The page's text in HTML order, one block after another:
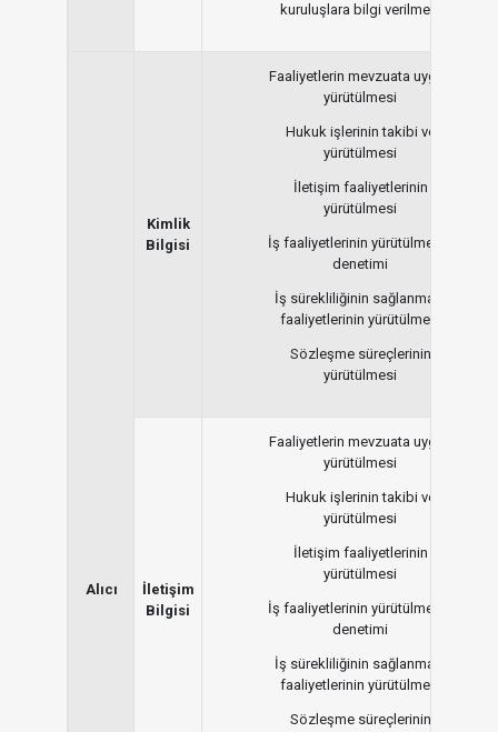
kuruluşlara bilgi verilmesi
Alıcı
Kimlik
Bilgisi
Faaliyetlerin mevzuata uygun
yürütülmesi
Hukuk işlerinin takibi ve
yürütülmesi
İletişim faaliyetlerinin
yürütülmesi
İş faaliyetlerinin yürütülmesi /
denetimi
İş sürekliliğinin sağlanması
faaliyetlerinin yürütülmesi
Sözleşme süreçlerinin
yürütülmesi
İletişim
Bilgisi
Faaliyetlerin mevzuata uygun
yürütülmesi
Hukuk işlerinin takibi ve
yürütülmesi
İletişim faaliyetlerinin
yürütülmesi
İş faaliyetlerinin yürütülmesi /
denetimi
İş sürekliliğinin sağlanması
faaliyetlerinin yürütülmesi
Sözleşme süreçlerinin